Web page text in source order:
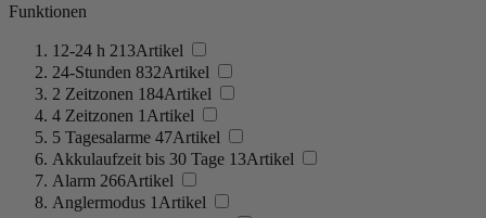
Funktionen
12-24 h 213Artikel
24-Stunden 832Artikel
2 Zeitzonen 184Artikel
4 Zeitzonen 1 Artikel
5 Tagesalarme 47Artikel
Akkulaufzeit bis 30 Tage 13Artikel
Alarm 266Artikel
Anglermodus 1 Artikel